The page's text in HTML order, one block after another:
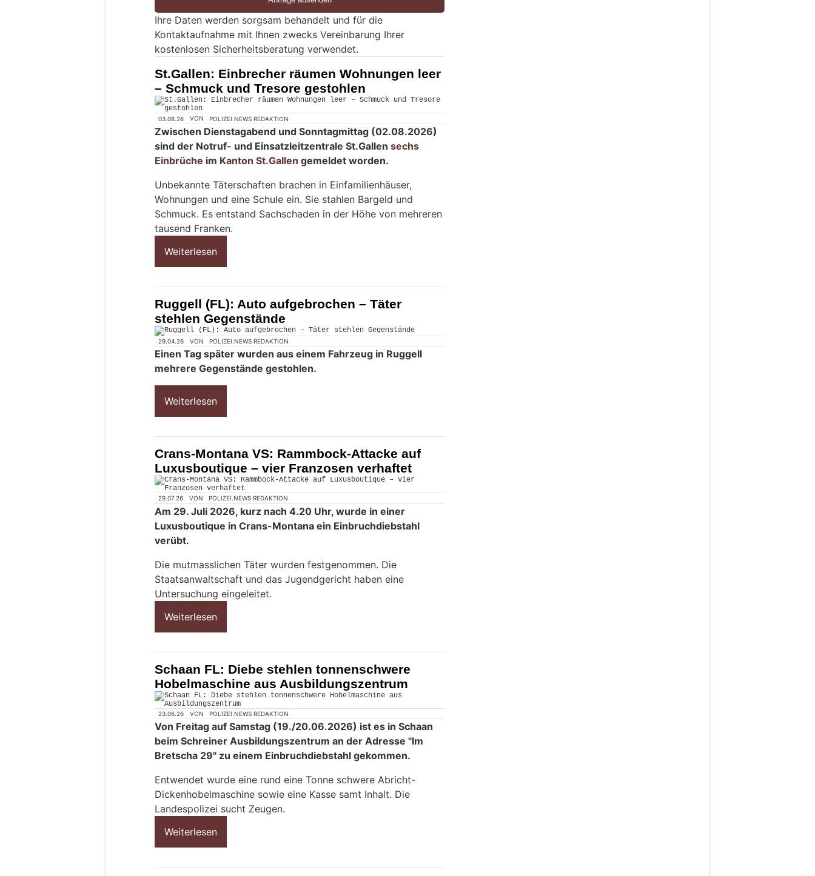
Ihre Daten werden sorgsam behandelt und für die
Kontaktaufnahme mit Ihnen zwecks Vereinbarung Ihrer
kostenlosen Sicherheitsberatung verwendet.
St.Gallen: Einbrecher räumen Wohnungen leer
– Schmuck und Tresore gestohlen
03.08.26 VON POLIZEI.NEWS REDAKTION
Zwischen Dienstagabend und Sonntagmittag (02.08.2026)
sind der Notruf- und Einsatzleitzentrale St.Gallen sechs
Einbrüche im Kanton St.Gallen gemeldet worden.
Unbekannte Täterschaften brachen in Einfamilienhäuser,
Wohnungen und eine Schule ein. Sie stahlen Bargeld und
Schmuck. Es entstand Sachschaden in der Höhe von mehreren
tausend Franken.
Weiterlesen
Ruggell (FL): Auto aufgebrochen – Täter
stehlen Gegenstände
29.04.26 VON POLIZEI.NEWS REDAKTION
Einen Tag später wurden aus einem Fahrzeug in Ruggell
mehrere Gegenstände gestohlen.
Weiterlesen
Crans-Montana VS: Rammbock-Attacke auf
Luxusboutique – vier Franzosen verhaftet
29.07.26 VON POLIZEI.NEWS REDAKTION
Am 29. Juli 2026, kurz nach 4.20 Uhr, wurde in einer
Luxusboutique in Crans-Montana ein Einbruchdiebstahl
verübt.
Die mutmasslichen Täter wurden festgenommen. Die
Staatsanwaltschaft und das Jugendgericht haben eine
Untersuchung eingeleitet.
Weiterlesen
Schaan FL: Diebe stehlen tonnenschwere
Hobelmaschine aus Ausbildungszentrum
23.06.26 VON POLIZEI.NEWS REDAKTION
Von Freitag auf Samstag (19./20.06.2026) ist es in Schaan
beim Schreiner Ausbildungszentrum an der Adresse "Im
Bretscha 29" zu einem Einbruchdiebstahl gekommen.
Entwendet wurde eine rund eine Tonne schwere Abricht-
Dickenhobelmaschine sowie eine Kasse samt Inhalt. Die
Landespolizei sucht Zeugen.
Weiterlesen